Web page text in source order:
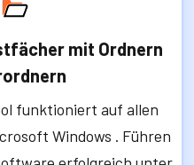
mit Ordnern
funktioniert auf allen
Windows . Führen